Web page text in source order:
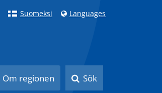
Suomeksi Languages
Om regionen Sök